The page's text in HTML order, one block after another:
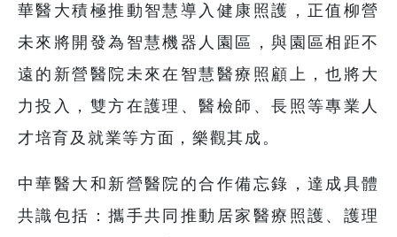
華醫大積極推動智慧導入健康照護，正值柳營
未來將開發為智慧機器人園區，與園區相距不
遠的新營醫院未來在智慧醫療照顧上，也將大
力投入，雙方在護理、醫檢師、長照等專業人
才培育及就業等方面，樂觀其成。
中華醫大和新營醫院的合作備忘錄，達成具體
共識包括：攜手共同推動居家醫療照護、護理